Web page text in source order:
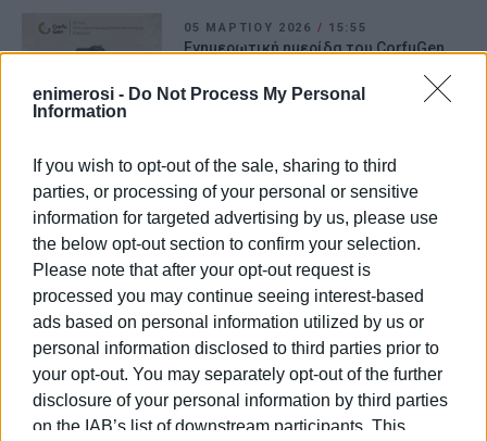
enimerosi - Do Not Process My Personal
Information
If you wish to opt-out of the sale, sharing to third
parties, or processing of your personal or sensitive
information for targeted advertising by us, please use
the below opt-out section to confirm your selection.
Please note that after your opt-out request is
processed you may continue seeing interest-based
ads based on personal information utilized by us or
personal information disclosed to third parties prior to
your opt-out. You may separately opt-out of the further
disclosure of your personal information by third parties
on the IAB’s list of downstream participants. This
05 ΜΑΡΤΊΟΥ 2026 / 15:55
Ενημερωτική ημερίδα του CorfuGen
“Τέχνες, Γράμματα και Πολιτική στην
παλιά πόλη της Κέρκυρας”
29 ΙΑΝΟΥΑΡΊΟΥ 2024/16:04
Η CulturePolis κόβει την πίτα της
22 ΜΑΡΤΊΟΥ 2023/ 10:53
Διαδικτυακή έρευνα γνώμης πολιτών
από την CULTUREPOLIS